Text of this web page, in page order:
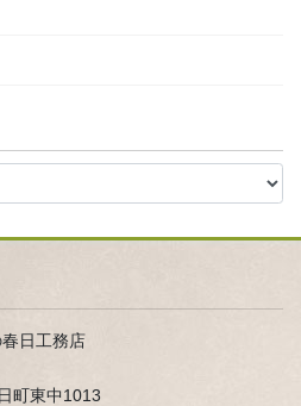
日工務店
町東中1013